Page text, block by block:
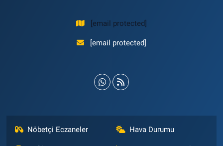
[email protected]
[email protected]
Nöbetçi Eczaneler Hava Durumu